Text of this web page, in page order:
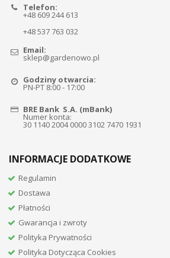
Telefon:
+48 609 244 613
+48 537 763 032
Email:
sklep@gardenowo.pl
Godziny otwarcia:
PN-PT 8:00 - 17:00
BRE Bank S.A. (mBank)
Numer konta:
30 1140 2004 0000 3102 7470 1931
INFORMACJE DODATKOWE
Regulamin
Dostawa
Płatności
Gwarancja i zwroty
Polityka Prywatności
Polityka Dotycząca Cookies